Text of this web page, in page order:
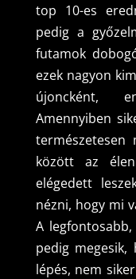
top 10-es
pedig a
futamok
ezek nagyon
újoncként,
Amennyiben
között az
elégedett
nézni, hogy mi
A
pedig
lépés, nem